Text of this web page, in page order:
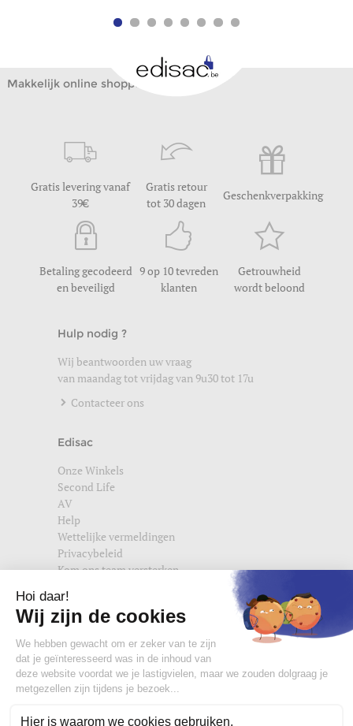
Makkelijk online shoppen
Gratis levering vanaf
39
Gratis retour
tot 30 dagen
Geschenkverpakking
Betaling gecodeerd
en beveiligd
9 op 10 tevreden
klanten
Getrouwheid
wordt beloond
Hulp nodig ?
Wij beantwoorden uw vraag
van maandag tot vrijdag van 9u30 tot 17u
Contacteer ons
Edisac
Onze Winkels
Second Life
AV
Help
Wettelijke vermeldingen
Privacybeleid
Kom ons team versterken
Vind ons ook terug opedisac.com enedisac.nl.
Word lid van de edisac community :